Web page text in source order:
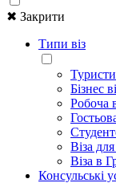
✖ Закрити
Типи віз
Бізнес
Робоча
Віза
Віза в
Консульські